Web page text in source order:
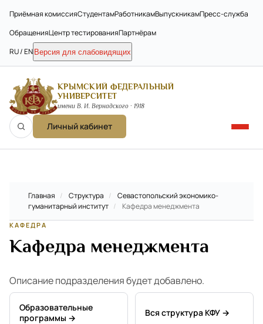
Приёмная комиссияСтудентамРаботникамВыпускникамПресс-служба
ОбращенияЦентр тестированияПартнёрам
RU / EN Версия для слабовидящих
КРЫМСКИЙ ФЕДЕРАЛЬНЫЙ
УНИВЕРСИТЕТ
имени В. И. Вернадского · 1918
Личный кабинет
Главная / Структура /
Севастопольский экономико-
гуманитарный институт / Кафедра менеджмента
КАФЕДРА
Кафедра менеджмента
Описание подразделения будет добавлено.
Образовательные
программы →
Вся структура КФУ →